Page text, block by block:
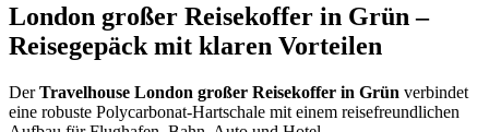
London großer Reisekoffer in Grün –
Reisegepäck mit klaren Vorteilen
DerTravelhouse London großer Reisekoffer in Grün verbindet
eine robuste Polycarbonat-Hartschale mit einem reisefreundlichen